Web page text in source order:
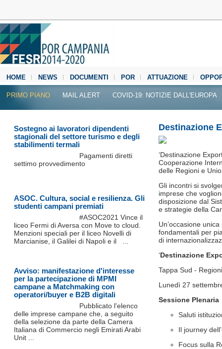
HOME NEWS DOCUMENTI POR ATTUAZIONE
MEDIA CENTER
PRIMO PIANO MAIL ALERT COVID-19: NOTIZIE DALL'EUROPA
Destinazione
‘Destinazione
Cooperazione
delle Regioni e
Gli incontri si
imprese che
disposizione dal
e strategie della
Un’occasione
fondamentali per
di
‘Destinazione
Tappa Sud -
Lunedì 27
Sessione Plenaria
Saluti
Il journey
Focus sulla
Sostegno ai lavoratori dipendenti
stagionali del settore turismo e degli
stabilimenti termali
Pagamenti diretti
settimo provvedimento
ASOC. Cultura, social e resilienza. Gli
studenti campani premiati
#ASOC2021 Vince il
liceo Fermi di Aversa con Move to cloud.
Menzioni speciali per il liceo Novelli di
Marcianise, il Galilei di Napoli e il ...
Avviso: manifestazione d'interesse
per la partecipazione di MPMI
campane a Matchmaking con
operatori/buyer e B2B digitali
Pubblicato l'elenco
delle imprese campane che, a seguito
della selezione da parte della Camera
Italiana di Commercio negli Emirati Arabi
Unit ...